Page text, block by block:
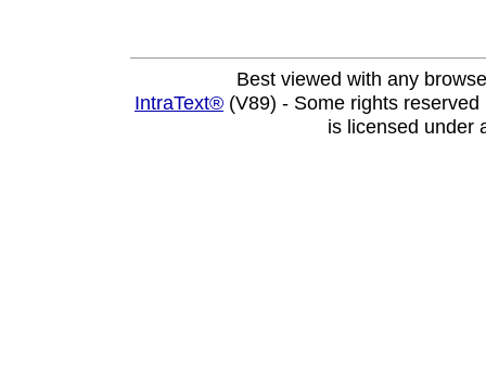
Best viewed with any
IntraText® (V89) - Some rights
is licensed under